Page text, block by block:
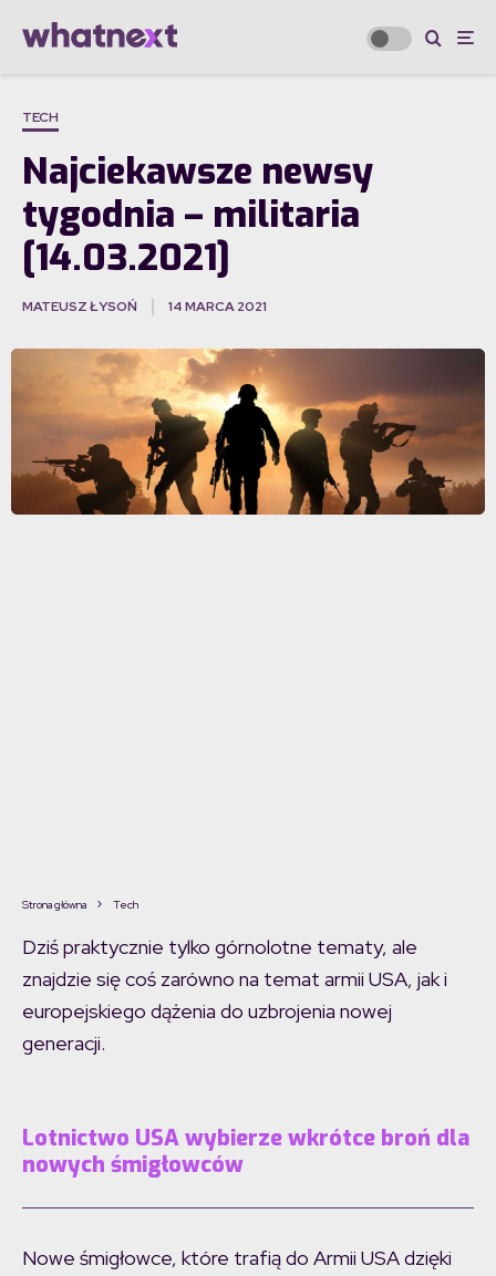
TECH
Najciekawsze newsy
tygodnia – militaria
[14.03.2021]
MATEUSZ ŁYSOŃ 14 MARCA 2021
Strona główna Tech
Dziś praktycznie tylko górnolotne tematy, ale
znajdzie się coś zarówno na temat armii USA, jak i
europejskiego dążenia do uzbrojenia nowej
generacji.
Lotnictwo USA wybierze wkrótce broń dla
nowych śmigłowców
Nowe śmigłowce, które trafią do Armii USA dzięki